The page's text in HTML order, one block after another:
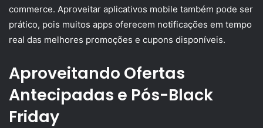
commerce. Aproveitar aplicativos mobile também pode ser
prático, pois muitos apps oferecem notificações em tempo
real das melhores promoções e cupons disponíveis.
Aproveitando Ofertas
Antecipadas e Pós-Black
Friday